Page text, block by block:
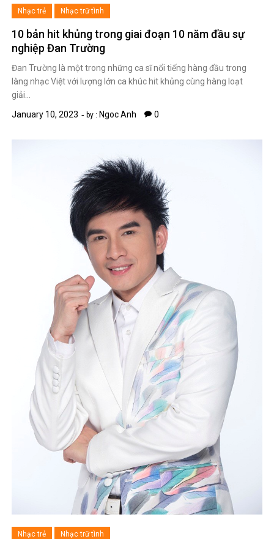
Nhạc trẻ Nhạc trữ tình
10 bản hit khủng trong giai đoạn 10 năm đầu sự
nghiệp Đan Trường
Đan Trường là một trong những ca sĩ nổi tiếng hàng đầu trong
làng nhạc Việt với lượng lớn ca khúc hit khủng cùng hàng loạt
giải…
January 10, 2023
by : Ngoc Anh 0
Nhạc trẻ Nhạc trữ tình